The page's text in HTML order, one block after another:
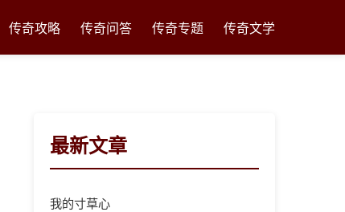
传奇攻略 传奇问答 传奇专题 传奇文学
最新文章
我的寸草心